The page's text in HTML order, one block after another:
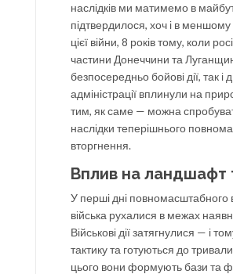
наслідків ми матимемо в
підтвердилося, хоч і в
цієї війни, 8 років тому, коли
частини Донеччини та
безпосередньо бойові дії, так і
адміністрації вплинули на
тим, як саме — можна
наслідки теперішнього
вторгнення.
Вплив на ландшафт
У перші дні повномасштабного
війська рухалися в межах
Військові дії затягнулися — і
тактику та готуються до
цього вони формують бази та